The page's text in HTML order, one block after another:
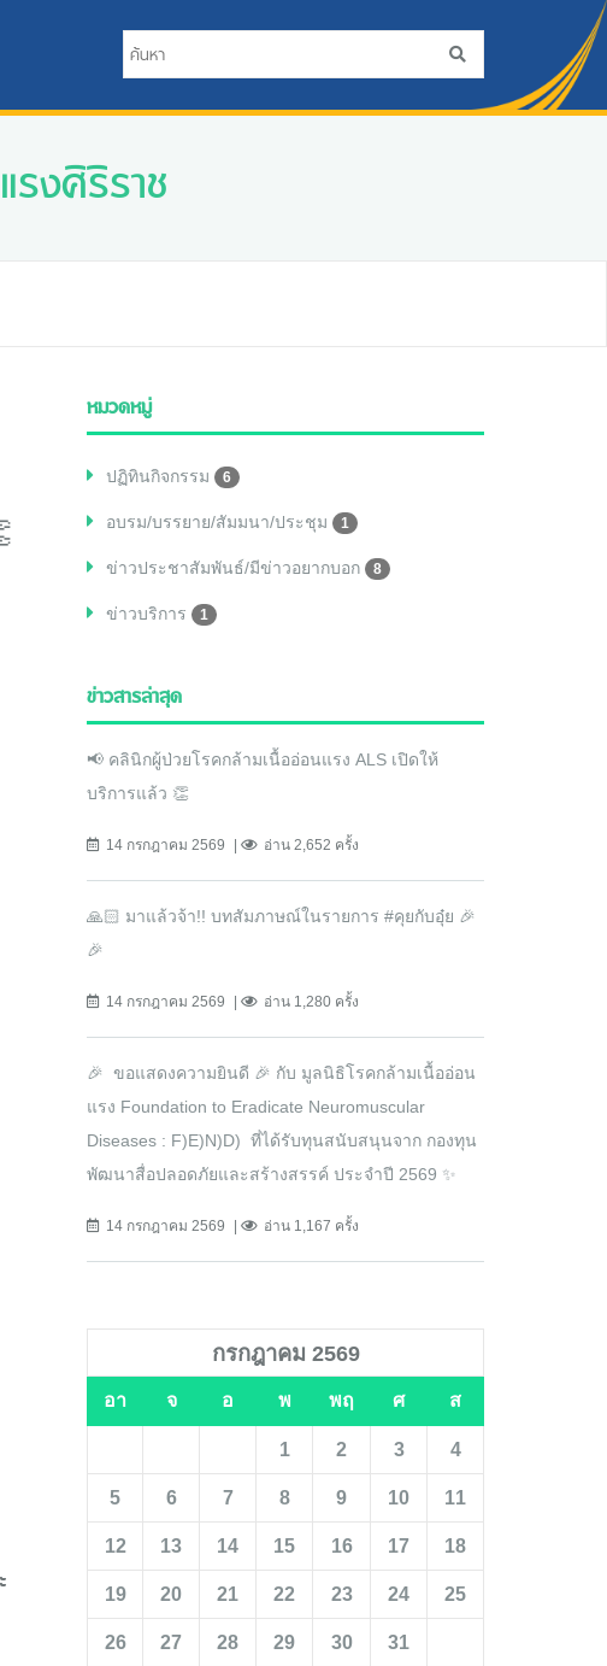
งศิริราช
หมวดหมู่
ปฏิทินกิจกรรม 6
อบรม/บรรยาย/สัมมนา/ประชุม 1
ข่าวประชาสัมพันธ์/มีข่าวอยากบอก 8
ข่าวบริการ 1
ข่าวสารล่าสุด
📢 คลินิกผู้ป่วยโรคกล้ามเนื้ออ่อนแรง ALS เปิดให้
บริการแล้ว 👏
14 กรกฎาคม 2569 อ่าน 2,652 ครั้ง
🙏🏻 มาแล้วจ้า!! บทสัมภาษณ์ในรายการ #คุยกับอุ๋ย 🎉
🎉
14 กรกฎาคม 2569 อ่าน 1,280 ครั้ง
🎉 ขอแสดงความยินดี 🎉 กับ มูลนิธิโรคกล้ามเนื้ออ่อน
แรง Foundation to Eradicate Neuromuscular
Diseases : F)E)N)D) ที่ได้รับทุนสนับสนุนจาก กองทุน
พัฒนาสื่อปลอดภัยและสร้างสรรค์ ประจำปี 2569 ✨
14 กรกฎาคม 2569 อ่าน 1,167 ครั้ง
กรกฎาคม 2569
อา จ อ พ พฤ ศ ส
1 2 3 4
5 6 7 8 9 10 11
12 13 14 15 16 17 18
19 20 21 22 23 24 25
26 27 28 29 30 31